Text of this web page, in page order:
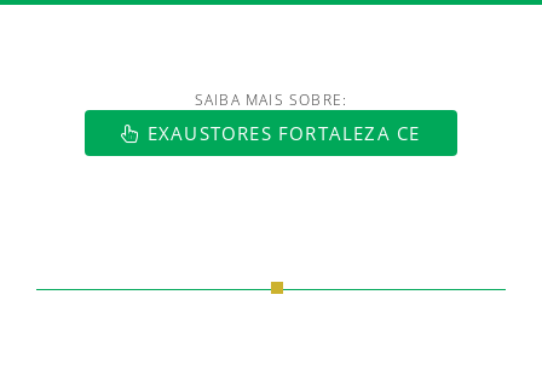
https://www.luftmaxi.com.br/
SAIBA MAIS SOBRE:
EXAUSTORES FORTALEZA CE